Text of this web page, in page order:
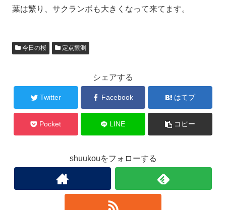
葉は繁り、サクランボも大きくなって来てます。
今日の桜 定点観測
シェアする
Twitter Facebook はてブ
Pocket LINE コピー
shuukouをフォローする